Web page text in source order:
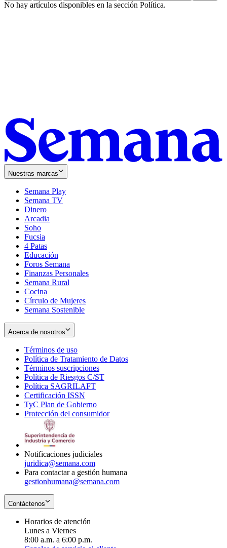
No hay artículos disponibles en la sección Política.
Nuestras marcas
Semana Play
Semana TV
Dinero
Arcadia
Soho
in
new
window
Fucsia
in
new
window
4 Patas
Educación
Foros Semana
Finanzas Personales
Semana Rural
Cocina
Círculo de Mujeres
Semana Sostenible
Acerca de nosotros
Términos de uso
in
new
window
Política de Tratamiento de Datos
Términos suscripciones
in
Política de Riesgos C/ST
Política SAGRILAFT
new
window
Certificación ISSN
in
new
TyC Plan de Gobierno
in
Protección del consumidorOpens
Notificaciones judiciales
juridica@semana.com
Para contactar a gestión humana
gestionhumana@semana.com
Contáctenos
Horarios de atención
Lunes a Viernes
8:00 a.m. a 6:00 p.m.